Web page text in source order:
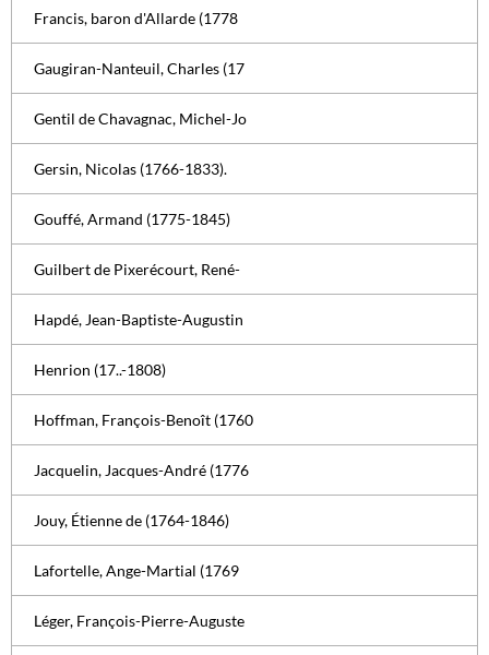
Francis, baron d'Allarde (1778
Gaugiran-Nanteuil, Charles (17
Gentil de Chavagnac, Michel-Jo
Gersin, Nicolas (1766-1833).
Gouffé, Armand (1775-1845)
Guilbert de Pixerécourt, René-
Hapdé, Jean-Baptiste-Augustin
Henrion (17..-1808)
Hoffman, François-Benoît (1760
Jacquelin, Jacques-André (1776
Jouy, Étienne de (1764-1846)
Lafortelle, Ange-Martial (1769
Léger, François-Pierre-Auguste